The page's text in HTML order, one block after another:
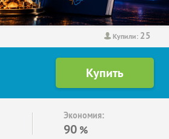
Купили: 25
Экономия:
90 %